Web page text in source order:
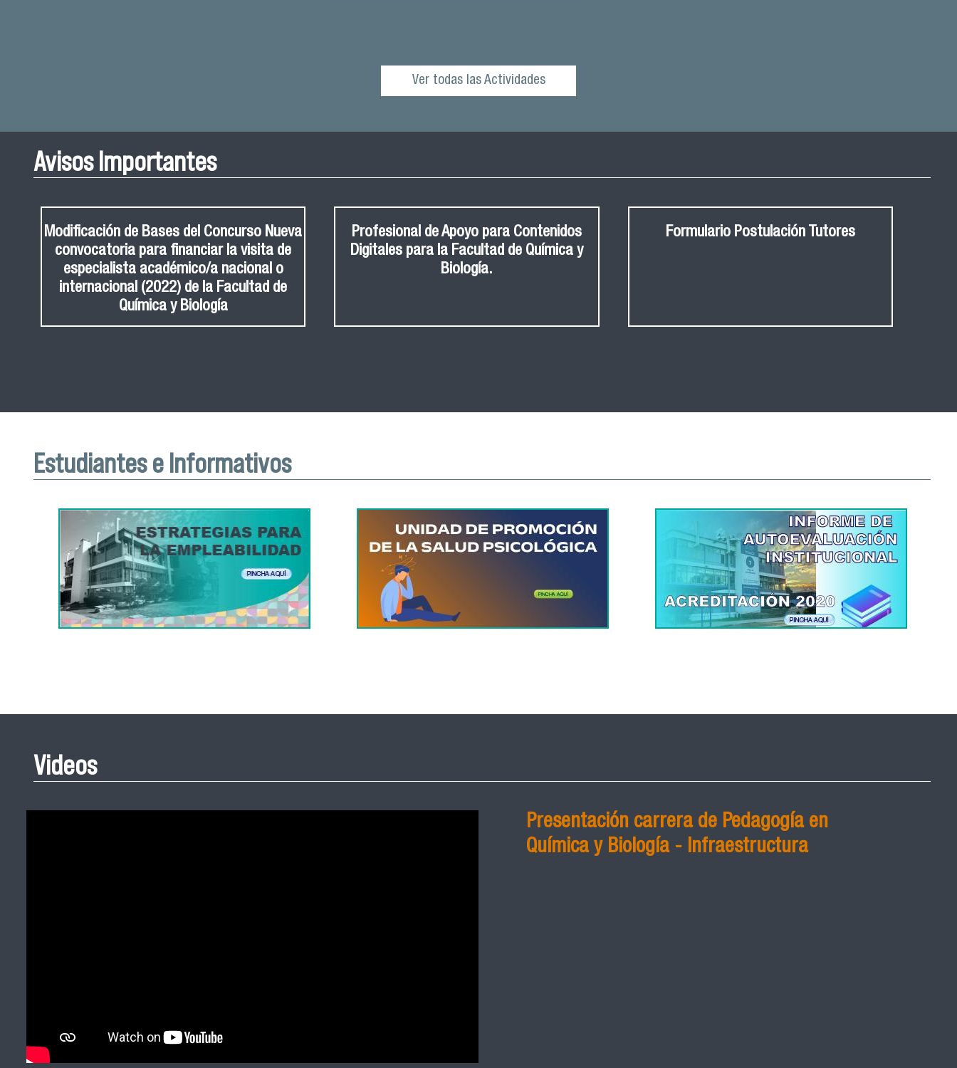
Ver todas las Actividades
Avisos Importantes
Modificación de Bases del Concurso Nueva
convocatoria para financiar la visita de
especialista académico/a nacional o
internacional (2022) de la Facultad de
Química y Biología
Profesional de Apoyo para Contenidos
Digitales para la Facultad de Química y
Biología.
Formulario Postulación Tutores
Estudiantes e Informativos
Videos
Presentación carrera de Pedagogía en
Química y Biología - Infraestructura